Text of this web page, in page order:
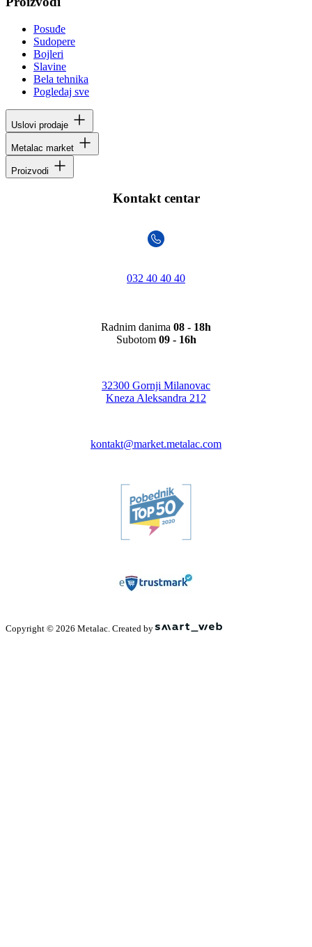
Posuđe
Sudopere
Bojleri
Slavine
Bela tehnika
Pogledaj sve
Uslovi prodaje
Metalac market
Proizvodi
Kontakt centar
032 40 40 40
Radnim danima 08 - 18h
Subotom 09 - 16h
32300 Gornji Milanovac
Kneza Aleksandra 212
kontakt@market.metalac.com
Copyright © 2026 Metalac. Created by